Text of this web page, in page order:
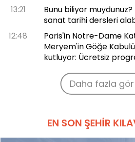
13:21
Bunu biliyor muydunuz?
sanat tarihi dersleri
12:48
Paris'in Notre-Dame
Meryem'in Göğe Kabulü
kutluyor: Ücretsiz
Daha fazla gör
EN SON ŞEHIR